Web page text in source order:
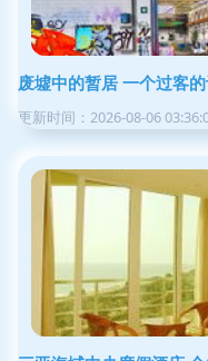
废墟中的暂居 一个过客
更新时间：2026-08-06